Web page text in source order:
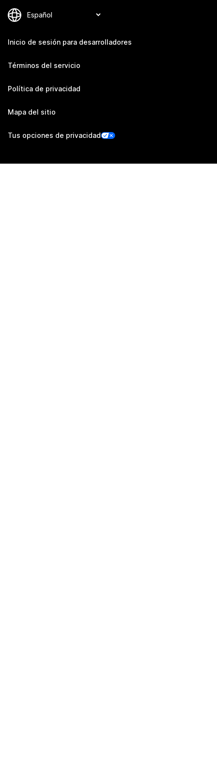
Inicio de sesión para desarrolladores
Términos del servicio
Política de privacidad
Mapa del sitio
Tus opciones de privacidad